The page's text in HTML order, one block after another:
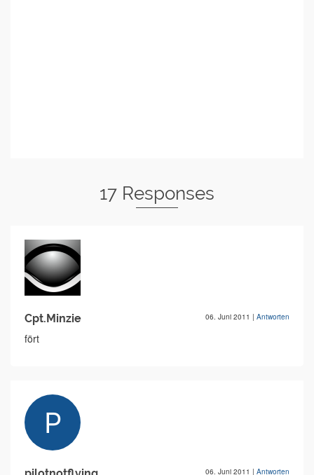
17 Responses
Cpt.Minzie 06. Juni 2011 | Antworten
fört
06. Juni 2011 | Antworten